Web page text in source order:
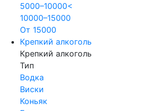
5000–10000<
10000–15000
От 15000
Крепкий алкоголь
Крепкий алкоголь
Тип
Водка
Виски
Коньяк